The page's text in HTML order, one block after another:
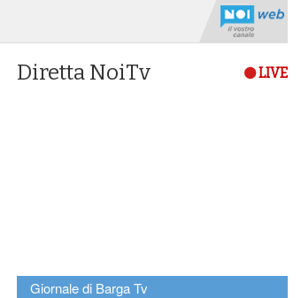
Diretta NoiTv LIVE
Giornale di Barga Tv